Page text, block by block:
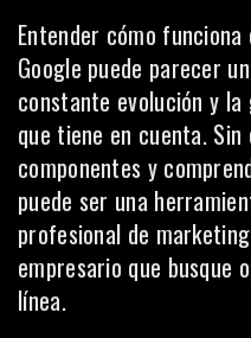
Entender cómo
Google puede parecer
constante evolución y
que tiene en cuenta.
componentes y
puede ser una
profesional de
empresario que busque
línea.